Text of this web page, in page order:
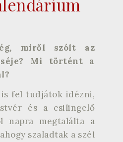
miről szólt az
Mi történt a
is fel tudjátok idézni,
és a csilingelő
napra megtalálta a
szaladtak a szél